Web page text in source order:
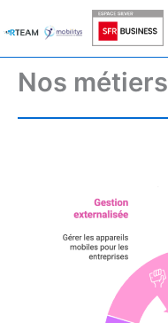
au
Nos métiers